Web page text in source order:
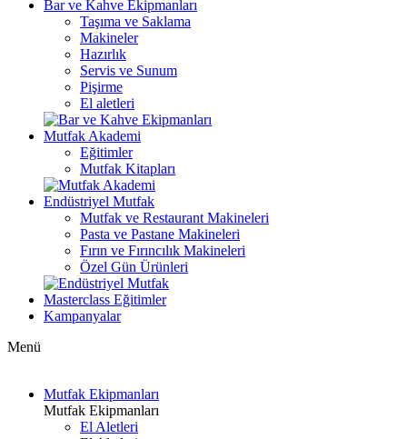
Bar ve Kahve Ekipmanları
Taşıma ve Saklama
Makineler
Hazırlık
Servis ve Sunum
Pişirme
El aletleri
Mutfak Akademi
Eğitimler
Mutfak Kitapları
Endüstriyel Mutfak
Mutfak ve Restaurant Makineleri
Pasta ve Pastane Makineleri
Fırın ve Fırıncılık Makineleri
Özel Gün Ürünleri
Masterclass Eğitimler
Kampanyalar
Menü
Mutfak Ekipmanları
Mutfak Ekipmanları
El Aletleri